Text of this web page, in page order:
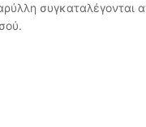
συγκαταλέγονται